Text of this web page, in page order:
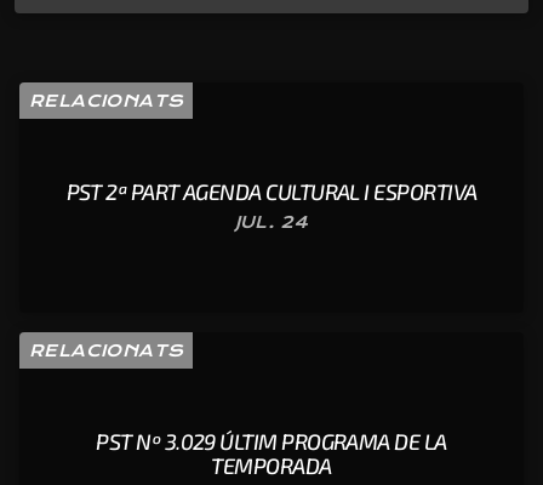
RELACIONATS
PST 2ª PART AGENDA CULTURAL I ESPORTIVA
JUL. 24
RELACIONATS
PST Nº 3.029 ÚLTIM PROGRAMA DE LA
TEMPORADA